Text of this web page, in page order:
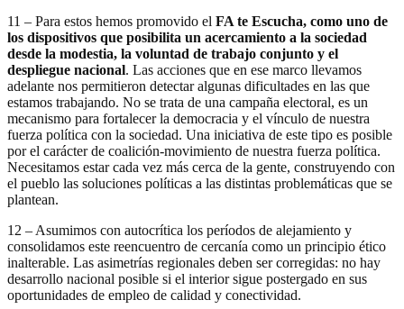
11 – Para estos hemos promovido el FA te Escucha, como uno de
los dispositivos que posibilita un acercamiento a la sociedad
desde la modestia, la voluntad de trabajo conjunto y el
despliegue nacional. Las acciones que en ese marco llevamos
adelante nos permitieron detectar algunas dificultades en las que
estamos trabajando. No se trata de una campaña electoral, es un
mecanismo para fortalecer la democracia y el vínculo de nuestra
fuerza política con la sociedad. Una iniciativa de este tipo es posible
por el carácter de coalición-movimiento de nuestra fuerza política.
Necesitamos estar cada vez más cerca de la gente, construyendo con
el pueblo las soluciones políticas a las distintas problemáticas que se
plantean.
12 – Asumimos con autocrítica los períodos de alejamiento y
consolidamos este reencuentro de cercanía como un principio ético
inalterable. Las asimetrías regionales deben ser corregidas: no hay
desarrollo nacional posible si el interior sigue postergado en sus
oportunidades de empleo de calidad y conectividad.